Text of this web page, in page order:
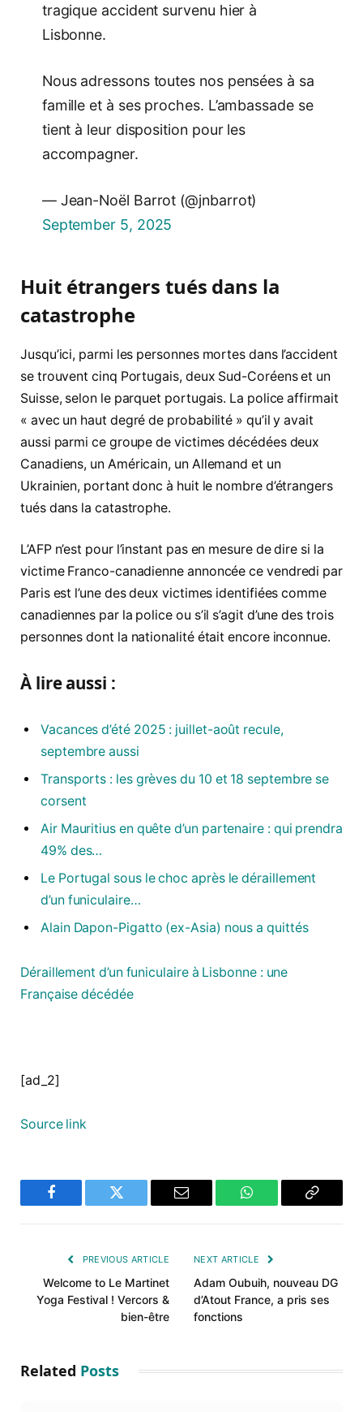
tragique accident survenu hier à
Lisbonne.
Nous adressons toutes nos pensées à sa
famille et à ses proches. L’ambassade se
tient à leur disposition pour les
accompagner.
— Jean-Noël Barrot (@jnbarrot)
September 5, 2025
Huit étrangers tués dans la
catastrophe
Jusqu’ici, parmi les personnes mortes dans l’accident
se trouvent cinq Portugais, deux Sud-Coréens et un
Suisse, selon le parquet portugais. La police affirmait
« avec un haut degré de probabilité » qu’il y avait
aussi parmi ce groupe de victimes décédées deux
Canadiens, un Américain, un Allemand et un
Ukrainien, portant donc à huit le nombre d’étrangers
tués dans la catastrophe.
L’AFP n’est pour l’instant pas en mesure de dire si la
victime Franco-canadienne annoncée ce vendredi par
Paris est l’une des deux victimes identifiées comme
canadiennes par la police ou s’il s’agit d’une des trois
personnes dont la nationalité était encore inconnue.
À lire aussi :
Vacances d’été 2025 : juillet-août recule,
septembre aussi
Transports : les grèves du 10 et 18 septembre se
corsent
Air Mauritius en quête d’un partenaire : qui prendra
49% des…
Le Portugal sous le choc après le déraillement
d’un funiculaire…
Alain Dapon-Pigatto (ex-Asia) nous a quittés
Déraillement d’un funiculaire à Lisbonne : une
Française décédée
[ad_2]
Source link
Facebook Twitter Email WhatsAppCopy
PREVIOUS ARTICLE
Welcome to Le Martinet
Yoga Festival ! Vercors &
bien-être
NEXT ARTICLE
Adam Oubuih, nouveau DG
d’Atout France, a pris ses
fonctions
Related Posts